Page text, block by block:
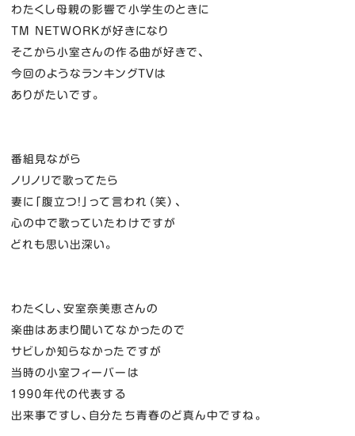
わたくし母親の影響で小学生のときに
TM NETWORKが好きになり
そこから小室さんの作る曲が好きで、
今回のようなランキングTVは
ありがたいです。
番組見ながら
ノリノリで歌ってたら
妻に「腹立つ！」って言われ（笑）、
心の中で歌っていたわけですが
どれも思い出深い。
わたくし、安室奈美恵さんの
楽曲はあまり聞いてなかったので
サビしか知らなかったですが
当時の小室フィーバーは
１９９０年代の代表する
出来事ですし、自分たち青春のど真ん中ですね。